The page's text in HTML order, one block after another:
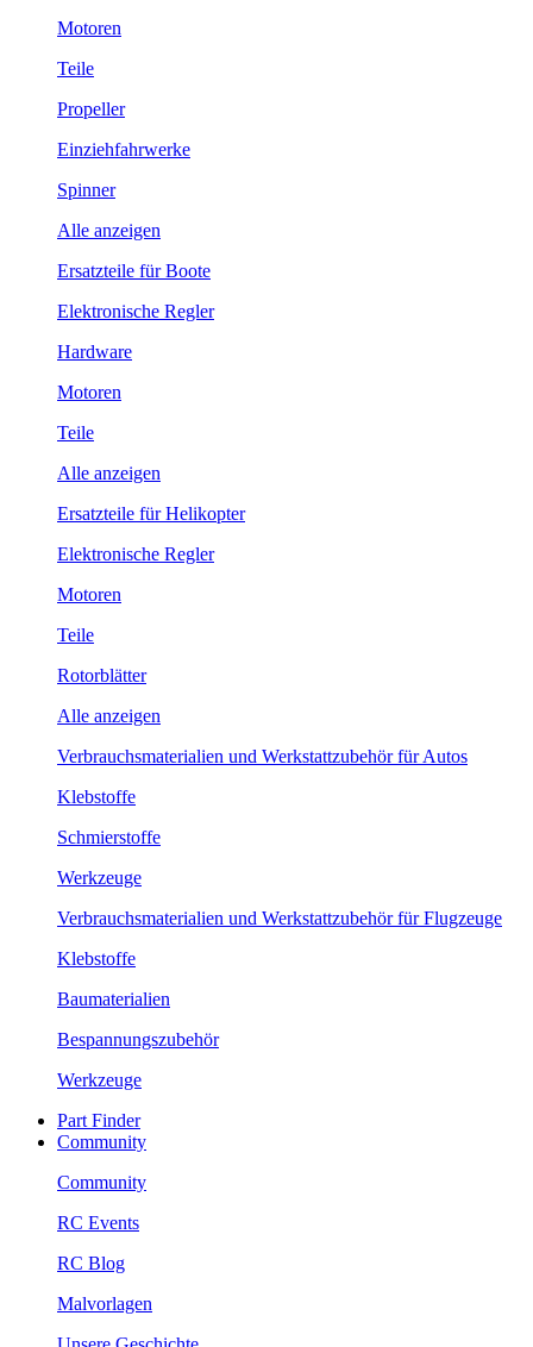
Motoren
Teile
Propeller
Einziehfahrwerke
Spinner
Alle anzeigen
Ersatzteile für Boote
Elektronische Regler
Hardware
Motoren
Teile
Alle anzeigen
Ersatzteile für Helikopter
Elektronische Regler
Motoren
Teile
Rotorblätter
Alle anzeigen
Verbrauchsmaterialien und Werkstattzubehör für Autos
Klebstoffe
Schmierstoffe
Werkzeuge
Verbrauchsmaterialien und Werkstattzubehör für Flugzeuge
Klebstoffe
Baumaterialien
Bespannungszubehör
Werkzeuge
Part Finder
Community
Community
RC Events
RC Blog
Malvorlagen